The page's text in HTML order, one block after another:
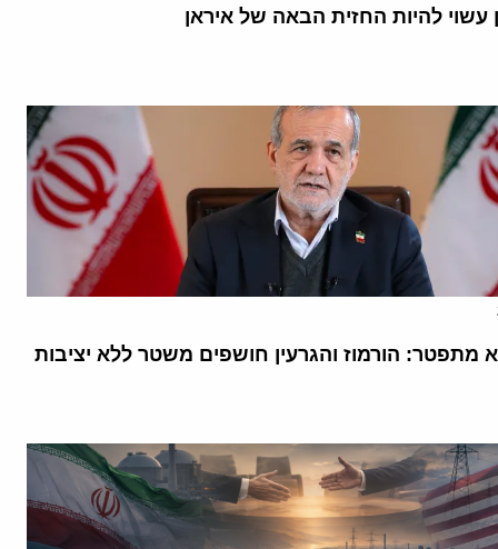
עשוי להיות החזית הבאה של איראן
מתפטר: הורמוז והגרעין חושפים משטר ללא יציבות